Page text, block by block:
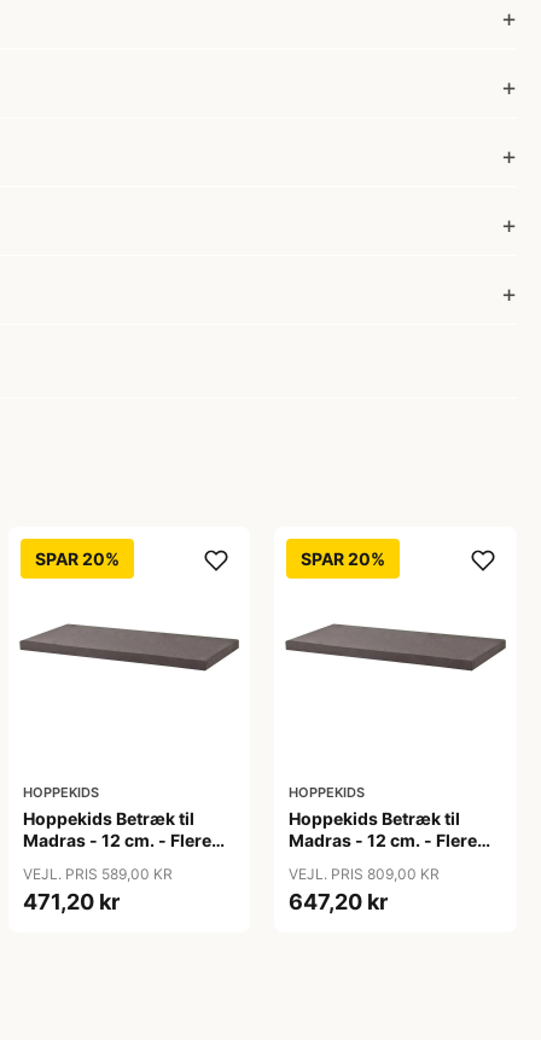
SPAR 20%
HOPPEKIDS
Hoppekids Betræk til
Madras - 12 cm. - Flere
VEJL. PRIS 589,00 KR
471,20 kr
SPAR 20%
HOPPEKIDS
Hoppekids Betræk til
Madras - 12 cm. - Flere
VEJL. PRIS 809,00 KR
647,20 kr